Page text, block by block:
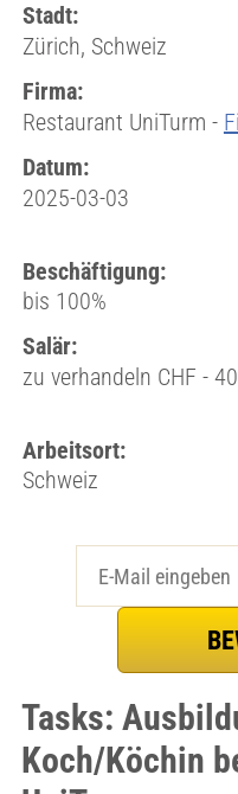
Stadt:
Zürich, Schweiz
Firma:
Restaurant UniTurm -
Datum:
2025-03-03
Beschäftigung:
bis 100%
Salär:
zu verhandeln CHF -
Arbeitsort:
Schweiz
Tasks:
Koch/Köchin